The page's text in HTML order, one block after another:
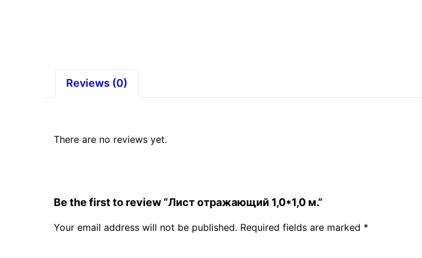
Reviews (0)
There are no reviews yet.
Be the first to review “Лист отражающий 1,0*1,0 м.”
Your email address will not be published. Required fields are marked *